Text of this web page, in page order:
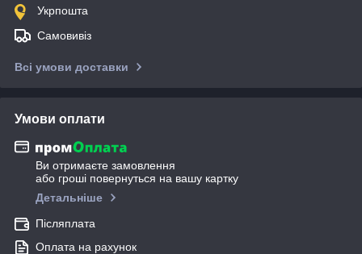
Укрпошта
Самовивіз
Всі умови доставки
Умови оплати
Ви отримаєте замовлення
або гроші повернуться на вашу картку
Детальніше
Післяплата
Оплата на рахунок